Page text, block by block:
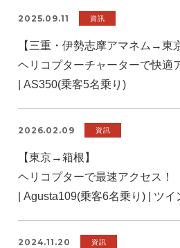
2025.09.11 資訊
【三重・伊勢志摩アマネム→東
ヘリコプターチャーターで快適
| AS350(乗客5名乗り)
2026.02.09 資訊
【東京→箱根】
ヘリコプターで最速アクセス！
| Agusta109(乗客6名乗り) | ツ
2024.11.20 資訊